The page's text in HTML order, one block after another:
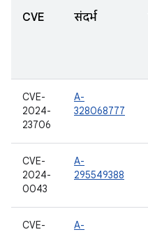
CVE संदर्भ
CVE-
2024-
23706
A-
328068777
CVE-
2024-
0043
A-
295549388
CVE-
A-